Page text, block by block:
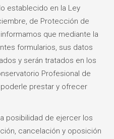
establecido en la Ley
de Protección de
que mediante la
formularios, sus datos
y serán tratados en los
Profesional de
prestar y ofrecer
posibilidad de ejercer los
cancelación y oposición